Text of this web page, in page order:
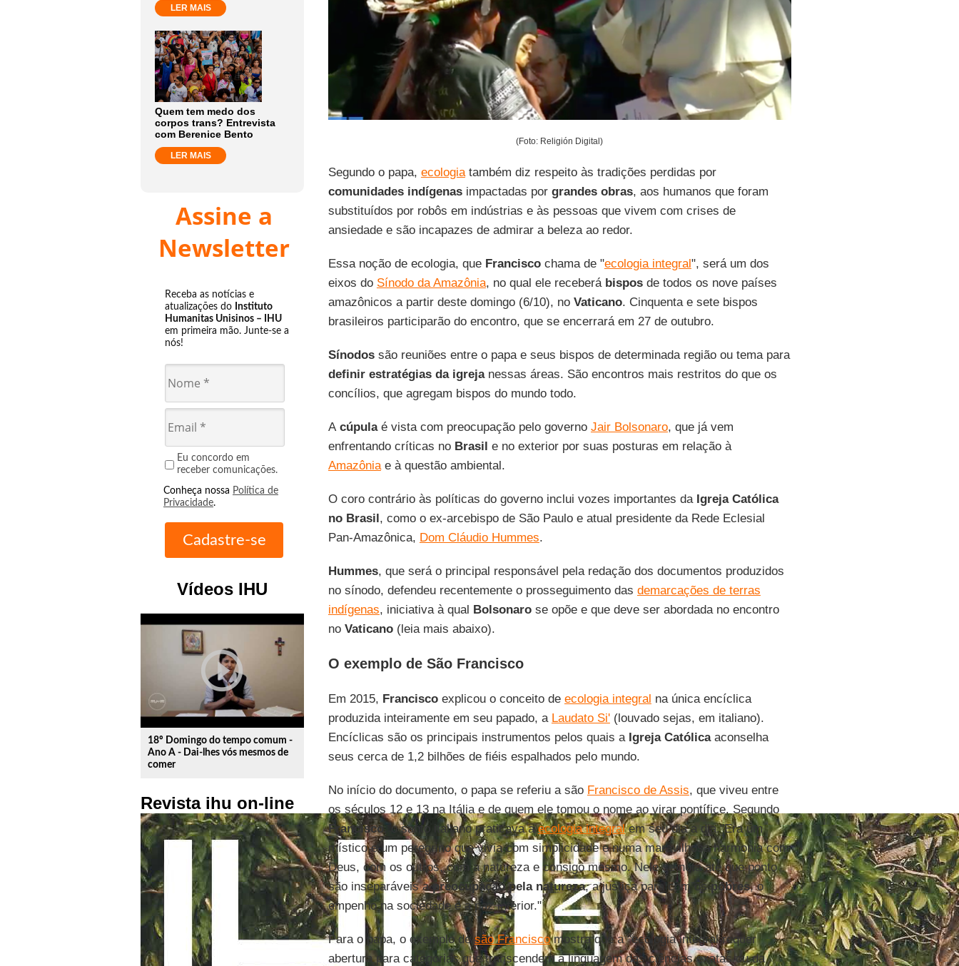
LER MAIS
Quem tem medo dos
corpos trans? Entrevista
com Berenice Bento
LER MAIS
Assine a
Newsletter
Receba as notícias e
atualizações do Instituto
Humanitas Unisinos – IHU
em primeira mão. Junte-se a
nós!
Eu concordo em
receber comunicações.
Conheça nossa Política de
Privacidade.
Vídeos IHU
play_circle_outline
18º Domingo do tempo comum -
Ano A - Dai-lhes vós mesmos de
comer
Revista ihu on-line
(Foto: Religión Digital)
Segundo o papa, ecologiatambém diz respeito às tradições perdidas por
comunidades indígenasimpactadas por grandes obras, aos humanos que foram
substituídos por robôs em indústrias e às pessoas que vivem com crises de
ansiedade e são incapazes de admirar a beleza ao redor.
Essa noção de ecologia, que Franciscochama de "ecologia integral", será um dos
eixos do Sínodo da Amazônia, no qual ele receberá bisposde todos os nove países
amazônicos a partir deste domingo (6/10), no Vaticano. Cinquenta e sete bispos
brasileiros participarão do encontro, que se encerrará em 27 de outubro.
Sínodossão reuniões entre o papa e seus bispos de determinada região ou tema para
definir estratégias da igrejanessas áreas. São encontros mais restritos do que os
concílios, que agregam bispos do mundo todo.
Acúpulaé vista com preocupação pelo governo Jair Bolsonaro, que já vem
enfrentando críticas no Brasil e no exterior por suas posturas em relação à
Amazôniae à questão ambiental.
O coro contrário às políticas do governo inclui vozes importantes daIgreja Católica
no Brasil, como o ex-arcebispo de São Paulo e atual presidente da Rede Eclesial
Pan-Amazônica, Dom Cláudio Hummes.
Hummes, que será o principal responsável pela redação dos documentos produzidos
no sínodo, defendeu recentemente o prosseguimento das demarcações de terras
indígenas, iniciativa à qual Bolsonarose opõe e que deve ser abordada no encontro
no Vaticano(leia mais abaixo).
O exemplo de São Francisco
Em 2015, Franciscoexplicou o conceito de ecologia integral na única encíclica
produzida inteiramente em seu papado, a Laudato Si'(louvado sejas, em italiano).
Encíclicas são os principais instrumentos pelos quais a Igreja Católicaaconselha
seus cerca de 1,2 bilhões de fiéis espalhados pelo mundo.
No início do documento, o papa se referiu a são Francisco de Assis, que viveu entre
os séculos 12 e 13 na Itália e de quem ele tomou o nome ao virar pontífice. Segundo
Francisco, o santo italiano praticava aecologia integralem seu dia a dia."Era um
místico e um peregrino que vivia com simplicidade e numa maravilhosa harmonia com
Deus, com os outros, com a natureza e consigo mesmo. Nele se nota até que ponto
são inseparáveis apreocupação pela natureza, a justiça para com ospobres, o
empenho na sociedade e a paz interior."
Para o papa, o exemplo de são Franciscomostra que a "ecologia integral requer
abertura para categorias que transcendem a linguagem das ciências exatas ou da